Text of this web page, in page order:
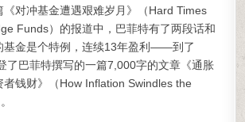
《对冲基金遭遇艰难岁月》（Hard Times
Funds）的报道中，巴菲特有了两段话和
金是个特例，连续13年盈利——到了
了巴菲特撰写的一篇7,000字的文章《通胀
者钱财》（How Inflation Swindles the